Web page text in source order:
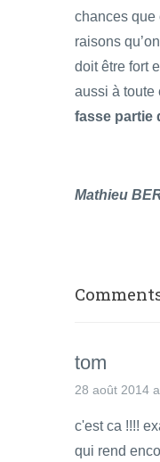
chances que
raisons
doit être fort
aussi à toute
fasse partie
Mathieu
tom
28 août 2014
c'est ca !!!!
qui rend